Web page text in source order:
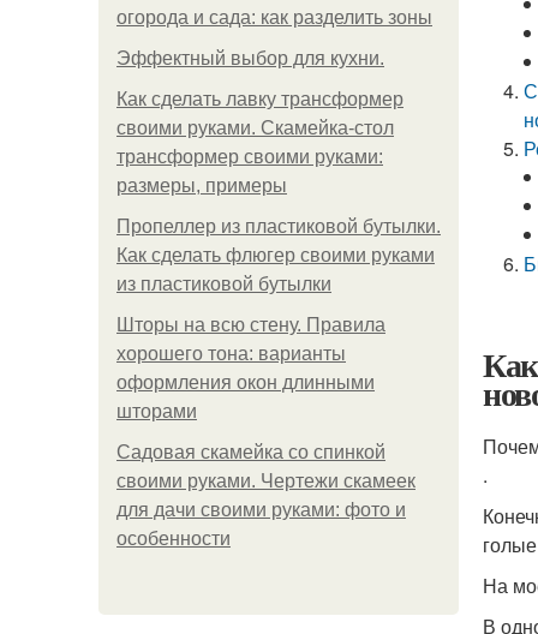
огорода и сада: как разделить зоны
Эффектный выбор для кухни.
Как сделать лавку трансформер
своими руками. Скамейка-стол
трансформер своими руками:
размеры, примеры
Пропеллер из пластиковой бутылки.
Как сделать флюгер своими руками
из пластиковой бутылки
Шторы на всю стену. Правила
хорошего тона: варианты
оформления окон длинными
шторами
Садовая скамейка со спинкой
своими руками. Чертежи скамеек
для дачи своими руками: фото и
особенности
.
На
В